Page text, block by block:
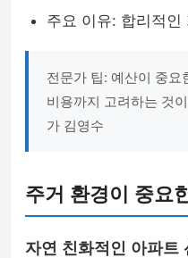
주요 이유: 합리적인
전문가 팁: 예산이 중요
비용까지 고려하는 것
가 김영수
주거 환경이 중요
자연 친화적인 아파트